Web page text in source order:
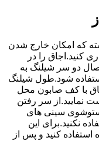
که امکان خارج شدن
کنید.اجاق را در
دو سر شیلنگ به
شود.طول شیلنگ
اجاق با کف صابون محل
نمایید.از سر رفتن
سینی های
نکنید.برای این
استفاده کنید و پس از